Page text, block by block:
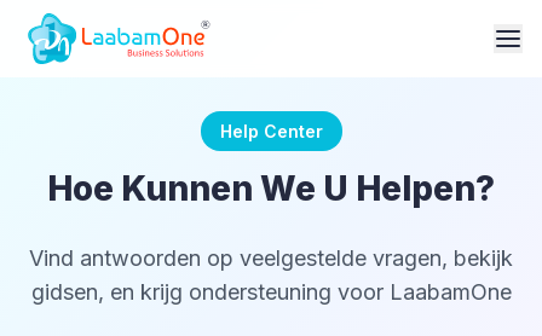
Help Center
Hoe Kunnen We U Helpen?
Vind antwoorden op veelgestelde vragen, bekijk
gidsen, en krijg ondersteuning voor LaabamOne